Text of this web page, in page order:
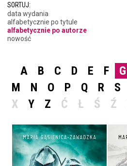
SORTUJ:
data wydania
alfabetycznie po tytule
alfabetycznie po autorze
nowość
A B C D E F G
M
N O P Q R S
X
Y Z Ć Ł Ś Ź